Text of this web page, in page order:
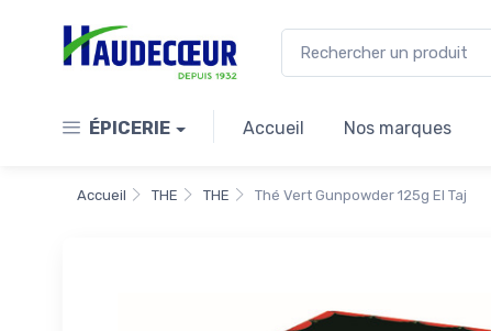
ÉPICERIE Accueil Nos marques
Accueil THE THE Thé Vert Gunpowder 125g El Taj